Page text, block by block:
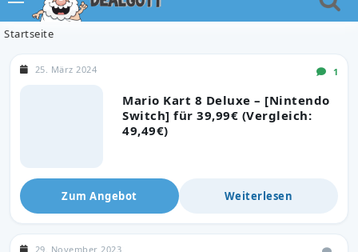
Startseite
Mario Kart 8 Deluxe – [Nintendo
Switch] für 39,99€ (Vergleich:
49,49€)
25. März 2024 1
Zum Angebot Weiterlesen
29. November 2023